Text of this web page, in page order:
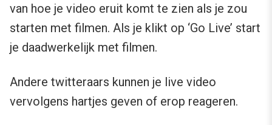
van hoe je video eruit komt te zien als je zou
starten met filmen. Als je klikt op ‘Go Live’ start
je daadwerkelijk met filmen.
Andere twitteraars kunnen je live video
vervolgens hartjes geven of erop reageren.